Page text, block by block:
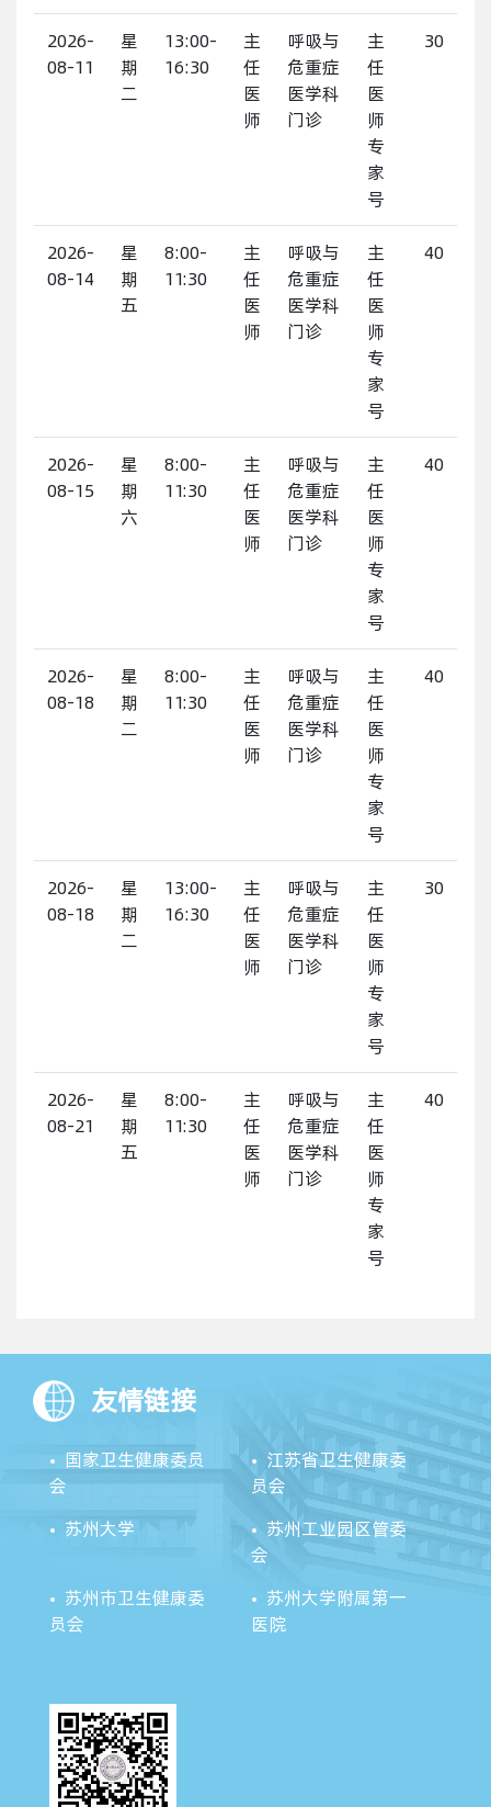
2026-
08-11
星
期
二
13:00-
16:30
主
任
医
师
呼吸与
危重症
医学科
门诊
主
任
医
师
专
家
号
30
2026-
08-14
星
期
五
8:00-
11:30
主
任
医
师
呼吸与
危重症
医学科
门诊
主
任
医
师
专
家
号
40
2026-
08-15
星
期
六
8:00-
11:30
主
任
医
师
呼吸与
危重症
医学科
门诊
主
任
医
师
专
家
号
40
2026-
08-18
星
期
二
8:00-
11:30
主
任
医
师
呼吸与
危重症
医学科
门诊
主
任
医
师
专
家
号
40
2026-
08-18
星
期
二
13:00-
16:30
主
任
医
师
呼吸与
危重症
医学科
门诊
主
任
医
师
专
家
号
30
2026-
08-21
星
期
五
8:00-
11:30
主
任
医
师
呼吸与
危重症
医学科
门诊
主
任
医
师
专
家
号
40
友情链接
国家卫生健康委员
会
江苏省卫生健康委
员会
苏州大学
苏州工业园区管委
会
苏州市卫生健康委
员会
苏州大学附属第一
医院